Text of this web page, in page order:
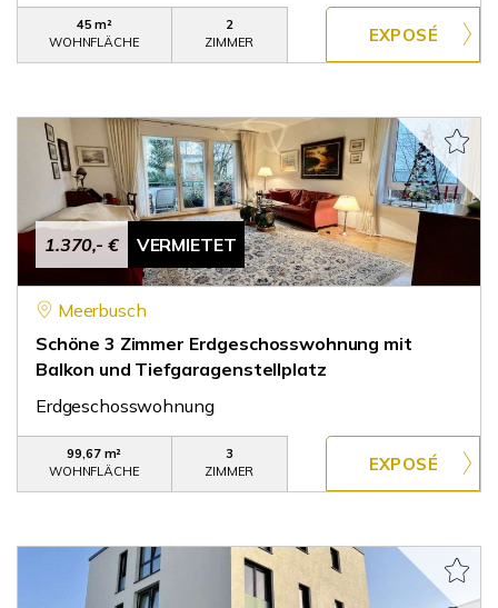
45 m²
WOHNFLÄCHE
2
ZIMMER
1.370,- € VERMIETET
Meerbusch
Schöne 3 Zimmer Erdgeschosswohnung mit
Balkon und Tiefgaragenstellplatz
Erdgeschosswohnung
99,67 m²
WOHNFLÄCHE
3
ZIMMER